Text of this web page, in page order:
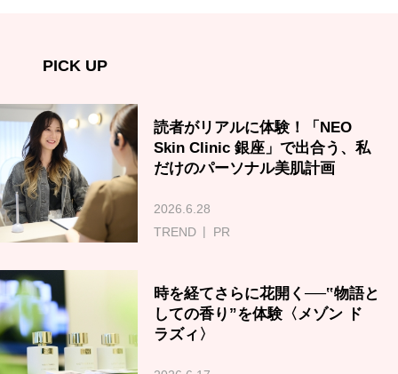
PICK UP
読者がリアルに体験！「NEO
Skin Clinic 銀座」で出合う、私
だけのパーソナル美肌計画
2026.6.28
TREND
PR
時を経てさらに花開く──‟物語と
しての香り”を体験〈メゾン ド
ラズィ〉